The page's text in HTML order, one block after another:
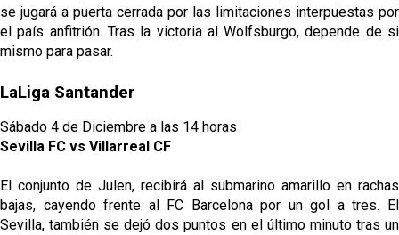
se jugará a puerta cerrada por las limitaciones interpuestas por
el país anfitrión. Tras la victoria al Wolfsburgo, depende de si
mismo para pasar.
LaLiga Santander
Sábado 4 de Diciembre a las 14 horas
Sevilla FC vs Villarreal CF
El conjunto de Julen, recibirá al submarino amarillo en rachas
bajas, cayendo frente al FC Barcelona por un gol a tres. El
Sevilla, también se dejó dos puntos en el último minuto tras un